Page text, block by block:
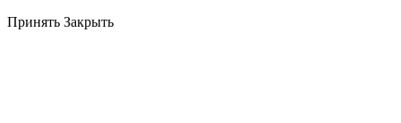
Принять Закрыть